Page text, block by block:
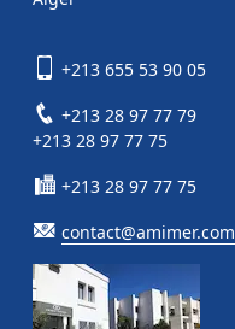
+213 655 53 90 05
+213 28 97 77 79
+213 28 97 77 75
+213 28 97 77 75
contact@amimer.com